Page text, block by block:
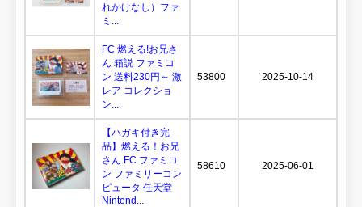
れかけなし）ファ
ミ...
FC 燃える!お兄さ
ん 箱説 ファミコ
ン 送料230円～ 激
レア コレクショ
ン...
53800 2025-10-14
【ハガキ付き完
品】燃える！お兄
さん FC ファミコ
ン ファミリーコン
ピュータ 任天堂
Nintend...
58610 2025-06-01